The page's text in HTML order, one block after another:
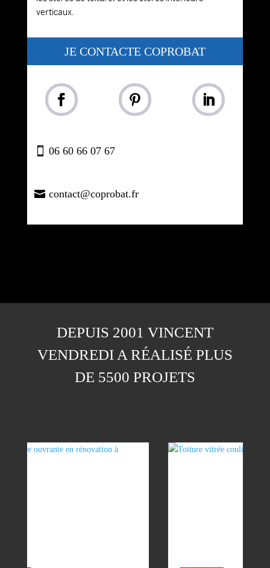
verticaux.
JE CONTACTE COPROBAT
06 60 66 07 67
contact@coprobat.fr
DEPUIS 2001 VINCENT
VENDREDI A RÉALISÉ PLUS
DE 5500 PROJETS